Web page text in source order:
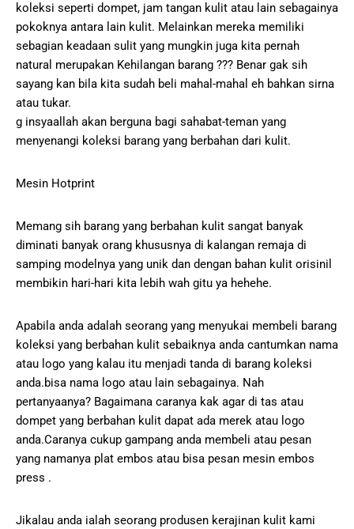
koleksi seperti dompet, jam tangan kulit atau lain sebagainya
pokoknya antara lain kulit. Melainkan mereka memiliki
sebagian keadaan sulit yang mungkin juga kita pernah
natural merupakan Kehilangan barang ??? Benar gak sih
sayang kan bila kita sudah beli mahal-mahal eh bahkan sirna
atau tukar.
g insyaallah akan berguna bagi sahabat-teman yang
menyenangi koleksi barang yang berbahan dari kulit.
Mesin Hotprint
Memang sih barang yang berbahan kulit sangat banyak
diminati banyak orang khususnya di kalangan remaja di
samping modelnya yang unik dan dengan bahan kulit orisinil
membikin hari-hari kita lebih wah gitu ya hehehe.
Apabila anda adalah seorang yang menyukai membeli barang
koleksi yang berbahan kulit sebaiknya anda cantumkan nama
atau logo yang kalau itu menjadi tanda di barang koleksi
anda.bisa nama logo atau lain sebagainya. Nah
pertanyaanya? Bagaimana caranya kak agar di tas atau
dompet yang berbahan kulit dapat ada merek atau logo
anda.Caranya cukup gampang anda membeli atau pesan
yang namanya plat embos atau bisa pesan mesin embos
press .
Jikalau anda ialah seorang produsen kerajinan kulit kami